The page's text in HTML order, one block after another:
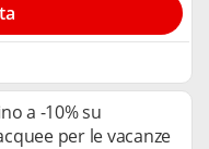
a -10% su
per le vacanze